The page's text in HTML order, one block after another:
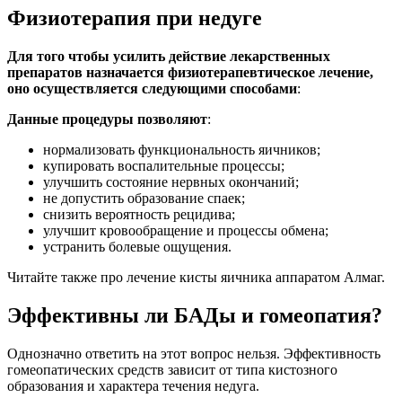
Физиотерапия при недуге
Для того чтобы усилить действие лекарственных
препаратов назначается физиотерапевтическое лечение,
оно осуществляется следующими способами:
Данные процедуры позволяют:
нормализовать функциональность яичников;
купировать воспалительные процессы;
улучшить состояние нервных окончаний;
не допустить образование спаек;
снизить вероятность рецидива;
улучшит кровообращение и процессы обмена;
устранить болевые ощущения.
Читайте также про лечение кисты яичника аппаратом Алмаг.
Эффективны ли БАДы и гомеопатия?
Однозначно ответить на этот вопрос нельзя. Эффективность
гомеопатических средств зависит от типа кистозного
образования и характера течения недуга.